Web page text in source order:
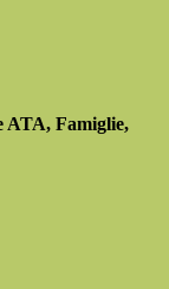
ATA, Famiglie,